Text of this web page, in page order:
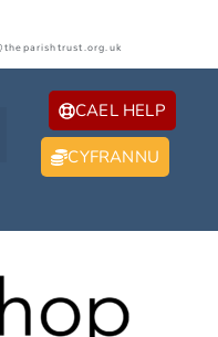
CAEL HELP
CYFRANNU